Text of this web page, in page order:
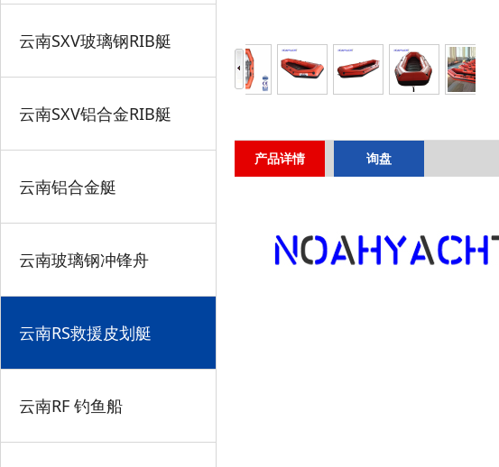
云南SXV玻璃钢RIB艇
云南SXV铝合金RIB艇
云南铝合金艇
云南玻璃钢冲锋舟
云南RS救援皮划艇
云南RF 钓鱼船
产品详情 询盘